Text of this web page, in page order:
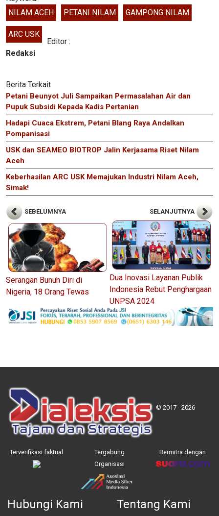
NILAM ACEH
PETANI NILAM GAMPONG NILAM
ARC USK
Editor :
Redaksi
Berita Terkait
Petani Beunyot Juli Sampaikan Permasalahan Air dan
Pupuk Subsidi Kepada Kadis Pertanian
Hadapi Cuaca Ekstrem, Petani Blang Raya Andalkan
Pompanisasi
USK dan SEAMEO BIOTROP Jalin Kerjasama Riset Nilam
Aceh
Keberhasilan ARC USK Memajukan Industri Nilam Aceh,
Simak!
SEBELUMNYA
Serangan Bunuh Diri di
Nigeria, 18 Orang Tewas
SELANJUTNYA
Dua Inovasi Layanan Publik
Indonesia Rebut Penghargaan
UNPSA 2024
© 2017 - 2026
Terverifikasi faktual
Tergabung
Organisasi
Bermitra dengan
Hubungi Kami Tentang Kami